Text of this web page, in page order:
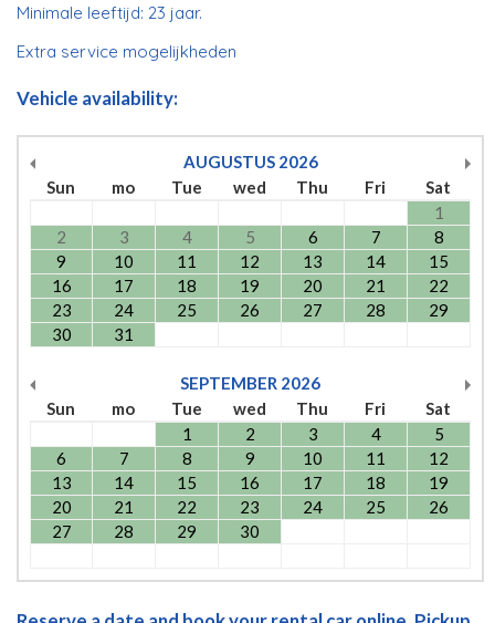
Minimale leeftijd: 23 jaar.
Extra service mogelijkheden
Vehicle availability:
AUGUSTUS 2026
Sun
mo Tue wed Thu Fri
Sat
1
2
3 4 5 6 7
8
9
10 11 12 13 14
15
16
17 18 19 20 21
22
23
24 25 26 27 28
29
30
31
SEPTEMBER 2026
Sun
mo Tue wed Thu Fri
Sat
1
2 3 4
5
6
7 8 9 10 11
12
13
14 15 16 17 18
19
20
21 22 23 24 25
26
27
28 29 30